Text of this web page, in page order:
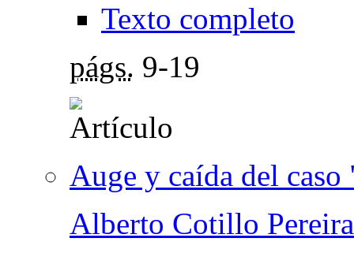
Texto completo
págs. 9-19
Auge y caída del
Alberto Cotillo Pereira